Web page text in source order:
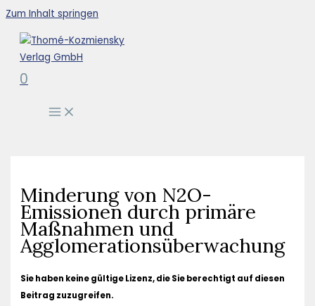
Zum Inhalt springen
0
Minderung von N2O-
Emissionen durch primäre
Maßnahmen und
Agglomerationsüberwachung
Sie haben keine gültige Lizenz, die Sie berechtigt auf diesen
Beitrag zuzugreifen.